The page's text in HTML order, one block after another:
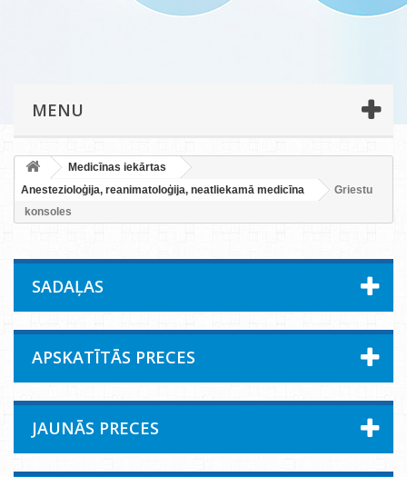
MENU
Medicīnas iekārtas
Anestezioloģija, reanimatoloģija, neatliekamā medicīna
Griestu
konsoles
SADAĻAS
APSKATĪTĀS PRECES
JAUNĀS PRECES